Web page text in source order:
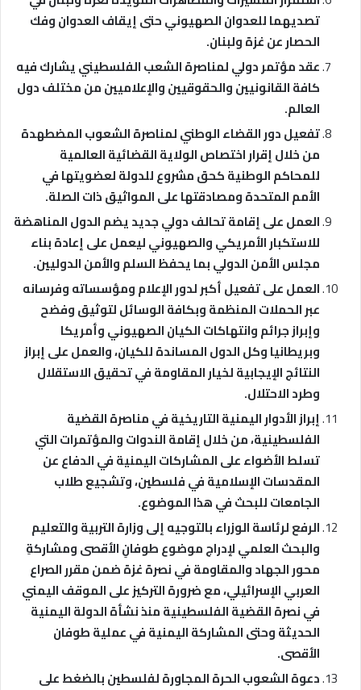
تصديهما للعدوان الصهيوني حتى إيقاف العدوان وفك
الحصار عن غزة ولبنان.
عقد مؤتمر دولي لمناصرة الشعب الفلسطيني يشارك فيه
كافة القانونيين والحقوقيين والإعلاميين من مختلف دول
العالم.
تفعيل دور القضاء الوطني لمناصرة الشعوب المضطهدة
من خلال إقرار اختصاص الولاية القضائية العالمية
للمحاكم الوطنية كحق مشروع للدولة لعضويتها في
الأمم المتحدة ومصادقتها على المواثيق ذات الصلة.
العمل على إقامة تحالف دولي جديد يضم الدول المناهضة
للاستكبار الأمريكي والصهيوني ليعمل على إعادة بناء
مجلس الأمن الدولي بما يحفظ السلم والأمن الدوليين.
العمل على تفعيل أكبر لدور الإعلام ومؤسساته وفرسانه
عبر الحملات المنظمة وبكافة الوسائل لتوثيق وفضح
وإبراز جرائم وانتهاكات الكيان الصهيوني وأمريكا
وبريطانيا وكل الدول المساندة للكيان، والعمل على إبراز
النتائج الإيجابية لخيار المقاومة في تحقيق الاستقلال
وطرد الاحتلال.
إبراز الأدوار اليمنية التاريخية في مناصرة القضية
الفلسطينية، من خلال إقامة الندوات والمؤتمرات التي
تسلط الأضواء على المشاركات اليمنية في الدفاع عن
المقدسات الإسلامية في فلسطين، وتشجيع طلاب
الجامعات للبحث في هذا الموضوع.
الرفع لرئاسة الوزراء بالتوجيه إلى وزارة التربية والتعليم
والبحث العلمي لإدراج موضوع طوفانِ الأقصى ومشاركةِ
محور الجهاد والمقاومة في نصرة غزة ضمن مقرر الصراع
العربي الإسرائيلي، مع ضرورة التركيز على الموقف اليمني
في نصرة القضية الفلسطينية منذ نشأة الدولة اليمنية
الحديثة وحتى المشاركة اليمنية في عملية طوفان
الأقصى.
دعوة الشعوب الحرة المجاورة لفلسطين بالضغط على